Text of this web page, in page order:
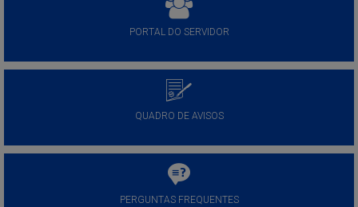
PORTAL DO SERVIDOR
QUADRO DE AVISOS
PERGUNTAS FREQUENTES